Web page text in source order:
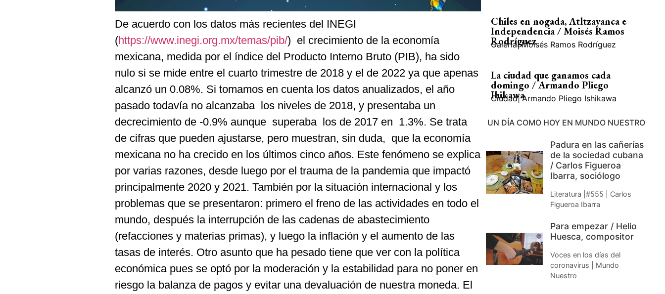
De acuerdo con los datos más recientes del INEGI
(https://www.inegi.org.mx/temas/pib/) el crecimiento de la economía
mexicana, medida por el índice del Producto Interno Bruto (PIB), ha sido
nulo si se mide entre el cuarto trimestre de 2018 y el de 2022 ya que apenas
alcanzó un 0.08%. Si tomamos en cuenta los datos anualizados, el año
pasado todavía no alcanzaba los niveles de 2018, y presentaba un
decrecimiento de -0.9% aunque superaba los de 2017 en 1.3%. Se trata
de cifras que pueden ajustarse, pero muestran, sin duda, que la economía
mexicana no ha crecido en los últimos cinco años. Este fenómeno se explica
por varias razones, desde luego por el trauma de la pandemia que impactó
principalmente 2020 y 2021. También por la situación internacional y los
problemas que se presentaron: primero el freno de las actividades en todo el
mundo, después la interrupción de las cadenas de abastecimiento
(refacciones y materias primas), y luego la inflación y el aumento de las
tasas de interés. Otro asunto que ha pesado tiene que ver con la política
económica pues se optó por la moderación y la estabilidad para no poner en
riesgo la balanza de pagos y evitar una devaluación de nuestra moneda. El
Chiles en nogada, Atltzayanca e
Independencia / Moisés Ramos
Rodríguez
Galería| Moisés Ramos Rodríguez
La ciudad que ganamos cada
domingo / Armando Pliego
Ihikawa
Ciudad| Armando Pliego Ishikawa
UN DÍA COMO HOY EN MUNDO NUESTRO
Padura en las cañerías
de la sociedad cubana
/ Carlos Figueroa
Ibarra, sociólogo
Literatura |#555 | Carlos
Figueroa Ibarra
Para empezar / Helio
Huesca, compositor
Voces en los días del
coronavirus | Mundo
Nuestro